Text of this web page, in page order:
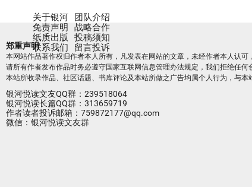
关于银河
团队介绍
免责声明
战略合作
纸质出版
投稿须知
联系我们
留言投诉
郑重声明：
本网站作品著作权归作者本人所有，凡发表在网站的文章，未经作者本人认可
请所有作者发布作品时务必遵守国家互联网信息管理办法规定，我们拒绝任何
本站所收录作品、社区话题、书库评论及本站所做之广告均属个人行为，与本
银河悦读文友QQ群：239518064
银河悦读长篇QQ群：313659719
作者读者投诉邮箱：759872177@qq.com
微信：银河悦读文友群